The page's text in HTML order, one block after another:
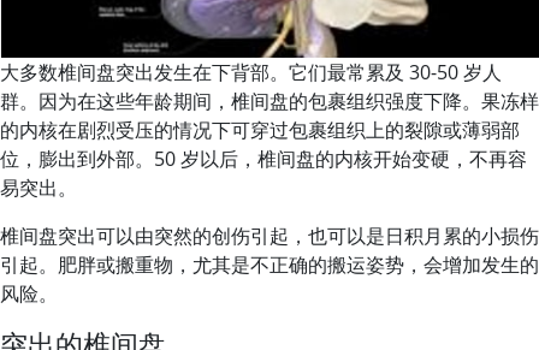
大多数椎间盘突出发生在下背部。它们最常累及 30-50 岁人
群。因为在这些年龄期间，椎间盘的包裹组织强度下降。果冻样
的内核在剧烈受压的情况下可穿过包裹组织上的裂隙或薄弱部
位，膨出到外部。50 岁以后，椎间盘的内核开始变硬，不再容
易突出。
椎间盘突出可以由突然的创伤引起，也可以是日积月累的小损伤
引起。肥胖或搬重物，尤其是不正确的搬运姿势，会增加发生的
风险。